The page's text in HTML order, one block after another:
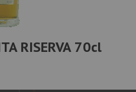
RISERVA 70cl